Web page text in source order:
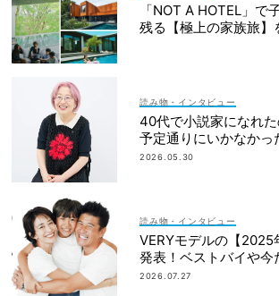
「NOT A HOTEL」で
残る【極上の家族旅】
読み物・インタビュー
40代で小説家になれ
予定通りにいかなかっ
みさん】
2026.05.30
読み物・インタビュー
VERYモデルの【2025
発表！ベストバイや今
簿も大公開
2026.07.27